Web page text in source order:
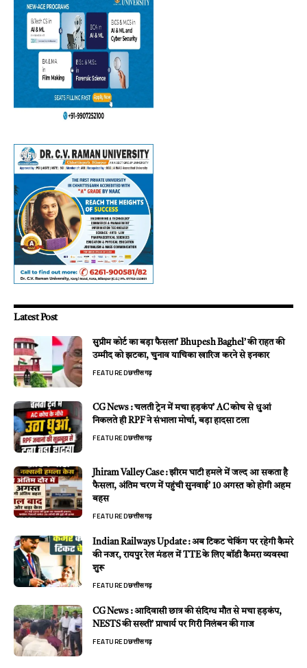
Latest Post
सुप्रीम कोर्ट का बड़ा फैसला’ Bhupesh Baghel’ की राहत की
उम्मीद को झटका, चुनाव याचिका खारिज करने से इनकार
FEATUREDछत्तीसगढ़
CG News : चलती ट्रेन में मचा हड़कंप’ AC कोच से धुआं
निकलते ही RPF ने संभाला मोर्चा, बड़ा हादसा टला
FEATUREDछत्तीसगढ़
Jhiram Valley Case : झीरम घाटी हमले में जल्द आ सकता है
फैसला, अंतिम चरण में पहुंची सुनवाई’ 10 अगस्त को होगी अहम
बहस
FEATUREDछत्तीसगढ़
Indian Railways Update : अब टिकट चेकिंग पर रहेगी कैमरे
की नजर, रायपुर रेल मंडल में TTE के लिए बॉडी कैमरा व्यवस्था
शुरू
FEATUREDछत्तीसगढ़
CG News : आदिवासी छात्र की संदिग्ध मौत से मचा हड़कंप,
NESTS की सख्ती’ प्राचार्य पर गिरी निलंबन की गाज
FEATUREDछत्तीसगढ़